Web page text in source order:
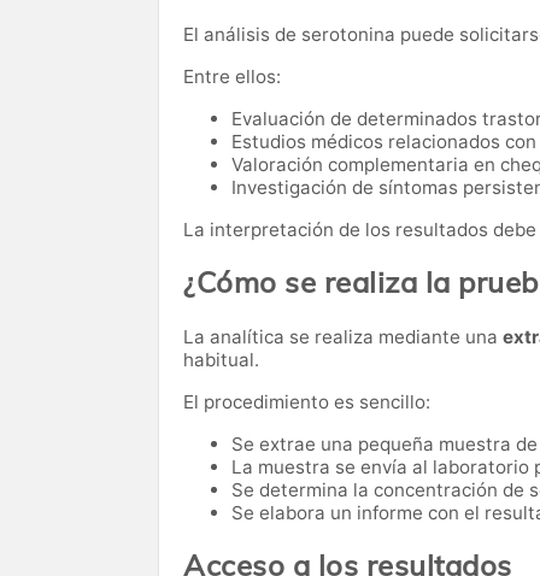
El análisis de serotonina puede
Entre ellos:
Evaluación de determinados
Estudios médicos relacionados
Valoración complementaria en
Investigación de síntomas
La interpretación de los resultados
¿Cómo se realiza la
La analítica se realiza mediante una
habitual.
El procedimiento es sencillo:
Se extrae una pequeña muestra
La muestra se envía al laboratorio
Se determina la concentración de
Se elabora un informe con el
Acceso a los resultados